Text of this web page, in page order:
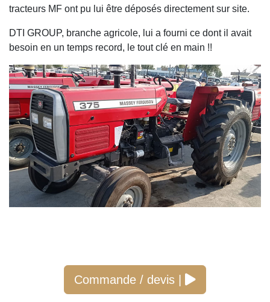
tracteurs MF ont pu lui être déposés directement sur site.
DTI GROUP, branche agricole, lui a fourni ce dont il avait
besoin en un temps record, le tout clé en main !!
Commande / devis |